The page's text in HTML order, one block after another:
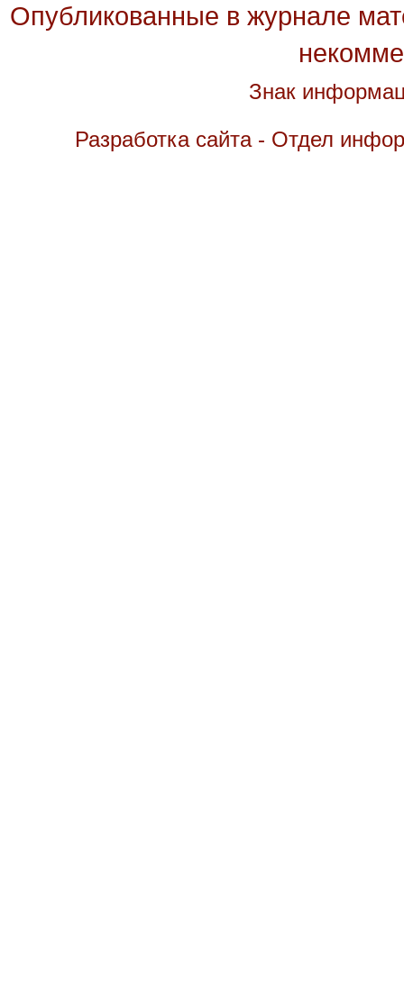
Опубликованные в журнале
Знак
Разработка сайта - Отдел